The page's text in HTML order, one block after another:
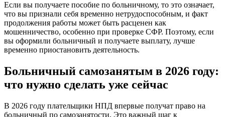
Если вы получаете пособие по больничному, то это означает,
что вы признали себя временно нетрудоспособным, и факт
продолжения работы может быть расценен как
мошенничество, особенно при проверке СФР. Поэтому, если
вы оформили больничный и получаете выплату, лучше
временно приостановить деятельность.
Больничный самозанятым в 2026 году:
что нужно сделать уже сейчас
В 2026 году плательщики НПД впервые получат право на
больничный по самозанятости. Это важный шаг к